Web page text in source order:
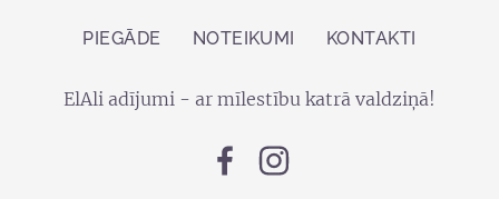
PIEGĀDE NOTEIKUMI KONTAKTI
ElAli adījumi - ar mīlestību katrā valdziņā!